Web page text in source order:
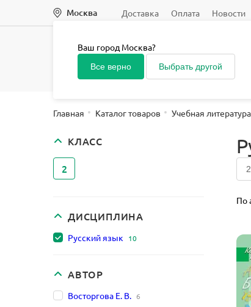
Москва
Ваш город Москва?
Все верно Выбрать другой
Доставка Оплата Новости
Начальная школа Средняя и старшая школа
Главная Каталог товаров Учебная литература
КЛАСС
2
ДИСЦИПЛИНА
Русский язык 10
АВТОР
Восторгова Е. В. 6
По